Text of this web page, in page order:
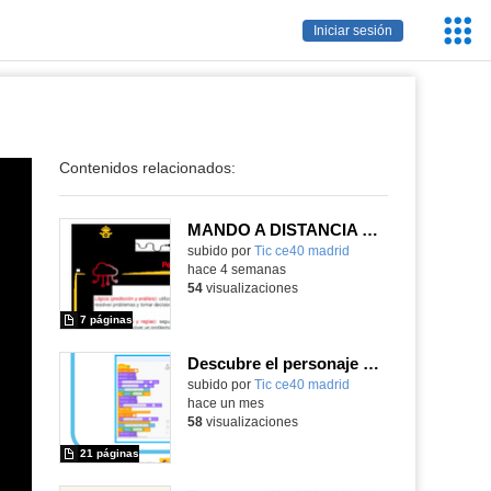
Iniciar sesión
Contenidos relacionados:
MANDO A DISTANCIA EN 2º CICLO DE PRIMARIA
subido por Tic ce40 madrid
7 páginas
hace 4 semanas
54visualizaciones
Descubre el personaje histórico
subido por Tic ce40 madrid
21 páginas
hace un mes
58visualizaciones